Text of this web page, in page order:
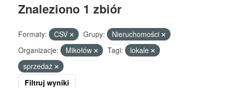
Znaleziono 1 zbiór
Formaty: CSV Grupy:
Nieruchomości
Organizacje:
Mikołów Tagi:
lokale
sprzedaż
Filtruj wyniki